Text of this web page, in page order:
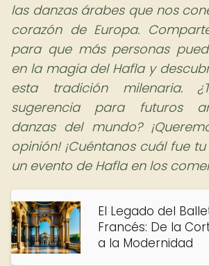
las danzas árabes que nos
corazón de Europa.
para que más personas
en la magia del Hafla y
esta tradición milenaria.
sugerencia para futuros
danzas del mundo?
opinión! ¡Cuéntanos cuál fue
un evento de Hafla en los
El Legado del
Francés: De la
a la Modernidad